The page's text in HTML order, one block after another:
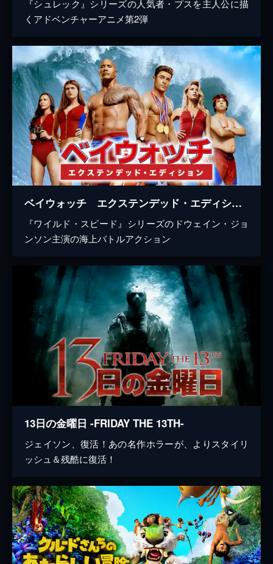
『シュレック』シリーズの人気者・プスを主人公に描
くアドベンチャーアニメ第2弾
ベイウォッチ エクステンデッド・エディション
『ワイルド・スピード』シリーズのドウェイン・ジョ
ンソン主演の海上バトルアクション
13日の金曜日 -FRIDAY THE 13TH-
ジェイソン、復活！あの名作ホラーが、よりスタイリ
ッシュ＆残酷に復活！